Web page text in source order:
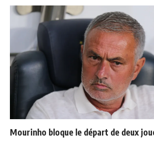
Mourinho bloque le départ de deux